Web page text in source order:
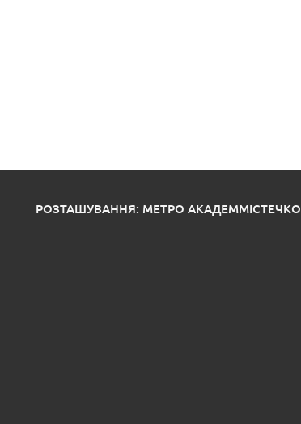
РОЗТАШУВАННЯ: МЕТРО АКАДЕММІСТЕЧКО